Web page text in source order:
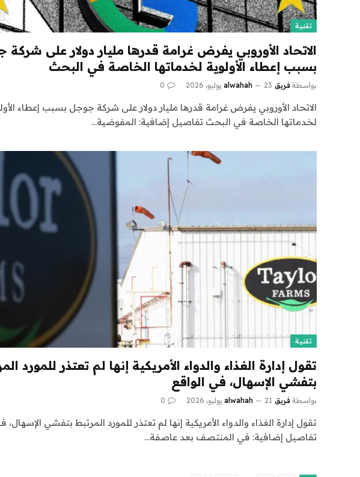
تقنية
الاتحاد الأوروبي يفرض غرامة قدرها مليار دولار على
بسبب إعطاء الأولوية لخدماتها الخاصة في البحث
بواسطة فريق alwahah 23 يوليو، 2026 0
الاتحاد الأوروبي يفرض غرامة قدرها مليار دولار على شركة جوجل بسبب إعطاء
لخدماتها الخاصة في البحث تفاصيل إضافية: المفوضية…
تقنية
تقول إدارة الغذاء والدواء الأمريكية إنها لم تعتذر للمورد
بتفشي الإسهال، في الواقع
بواسطة فريق alwahah 21 يوليو، 2026 0
تقول إدارة الغذاء والدواء الأمريكية إنها لم تعتذر للمورد المرتبط بتفشي الإسهال،
تفاصيل إضافية: في المنتصف بعد عاصفة…